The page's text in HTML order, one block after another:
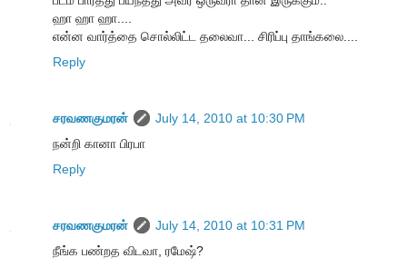
ஹா ஹா ஹா....
என்ன வார்த்தை சொல்லிட்ட தலைவா... சிரிப்பு தாங்கலை....
Reply
சரவணகுமரன்
July 14, 2010 at 10:30 PM
நன்றி கானா பிரபா
Reply
சரவணகுமரன்
July 14, 2010 at 10:31 PM
நீங்க பண்றத விடவா, ரமேஷ்?